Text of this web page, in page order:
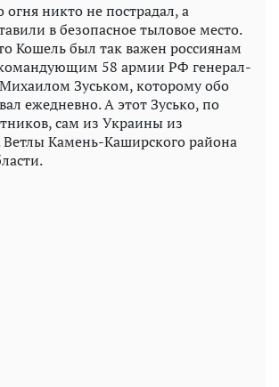
огня никто не пострадал, а
в безопасное тыловое место.
Кошель был так важен россиянам
командующим 58 армии РФ генерал-
Зуськом, которому обо
ежедневно. А этот Зусько, по
сам из Украины из
Ветлы Камень-Каширского района